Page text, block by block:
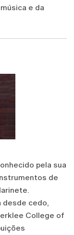
e da
pela sua
de
desde cedo,
College of